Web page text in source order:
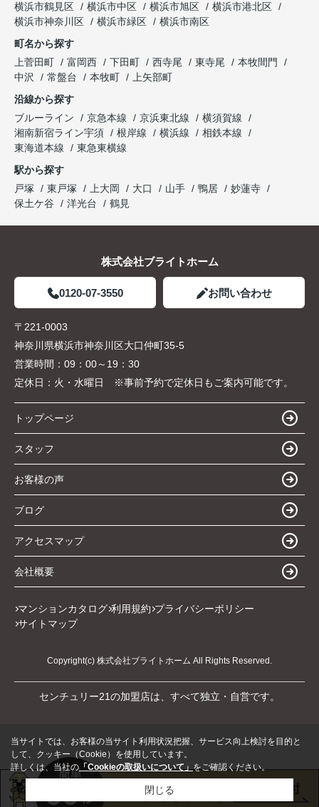
横浜市鶴見区
横浜市中区 横浜市旭区
横浜市港北区
横浜市神奈川区
横浜市緑区
横浜市南区
町名から探す
上菅田町
富岡西 下田町 西寺尾 東寺尾
本牧間門
中沢
常盤台 本牧町
上矢部町
沿線から探す
ブルーライン
京急本線 京浜東北線
横須賀線
湘南新宿ライン宇須
根岸線 横浜線
相鉄本線
東海道本線
東急東横線
駅から探す
戸塚
東戸塚 上大岡 大口 山手 鴨居
妙蓮寺
保土ケ谷
洋光台 鶴見
株式会社ブライトホーム
0120-07-3550 お問い合わせ
〒221-0003
神奈川県横浜市神奈川区大口仲町35-5
営業時間： 09：00～19：30
定休日： 火・水曜日 ※事前予約で定休日もご案内可能です。
トップページ
スタッフ
お客様の声
ブログ
アクセスマップ
会社概要
マンションカタログ 利用規約 プライバシーポリシー
サイトマップ
Copyright(c) 株式会社ブライトホーム All Rights Reserved.
センチュリー21の加盟店は、すべて独立・自営です。
当サイトでは、お客様の当サイト利用状況把握、サービス向上検討を目的と
して、クッキー（Cookie）を使用しています。
詳しくは、当社の「Cookieの取扱いについて」をご確認ください。
閉じる